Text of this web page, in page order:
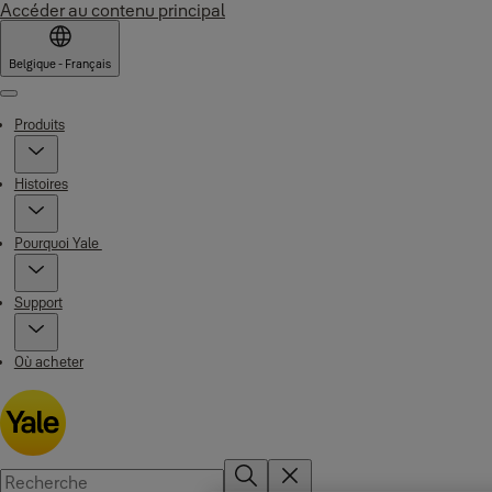
Accéder au contenu principal
Belgique - Français
Menu
Produits
Histoires
Pourquoi Yale
Support
Où acheter